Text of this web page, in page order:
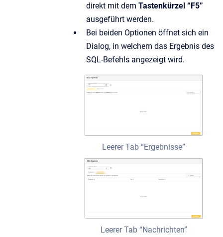
direkt mit dem Tastenkürzel “F5”
ausgeführt werden.
Bei beiden Optionen öffnet sich ein
Dialog, in welchem das Ergebnis des
SQL-Befehls angezeigt wird.
Leerer Tab “Ergebnisse”
Leerer Tab “Nachrichten”